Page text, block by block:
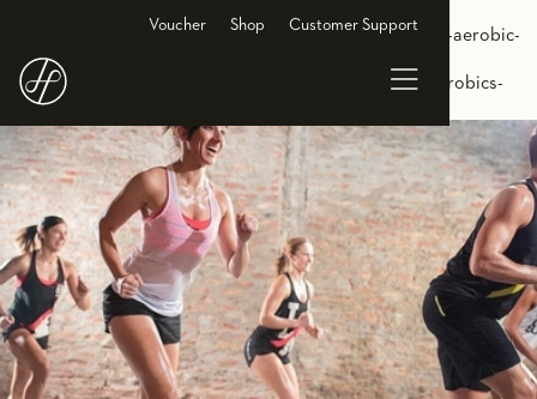
href="https://www.holmesplace.de/gruppenkurse-cl/step-aerobic-
berlin"/> <link rel="alternate" hreflang="en-DE"
href="https://en.holmesplace.de/groupclasses-cl/step-aerobics-
berlin"/>
Voucher Shop Customer Support